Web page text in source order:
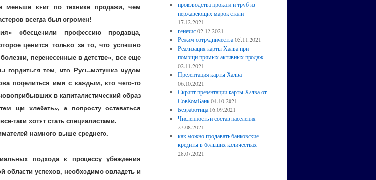
меньше книг по технике продажи, чем
всегда был огромен!
обесценили профессию продавца,
ценится только за то, что успешно
перенесенные в детстве», все еще
гордиться тем, что Русь-матушка чудом
поделиться ими с каждым, кто чего-то
в капиталистический образ
щи хлебать», а попросту оставаться
таки хотят стать специалистами.
намного выше среднего.
подхода к процессу убеждения
области успехов, необходимо овладеть и
производства проката и труб из
нержавеющих марок стали
17.12.2021
генезис 02.12.2021
Режим сотрудничества 05.11.2021
Реализация карты Халва при
помощи прямых активных продаж
02.11.2021
Презентация карты Халва
06.10.2021
Скрипт презентации карты Халва от
СовКомБанк 04.10.2021
Безработица 16.09.2021
Численность и состав населения
23.08.2021
как можно продавать банковские
кредиты в больших количествах
28.07.2021